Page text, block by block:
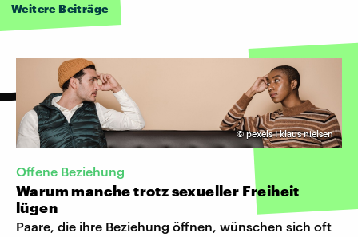
Weitere Beiträge
©pexels I klaus nielsen
Offene Beziehung
Warum manche trotz sexueller Freiheit
lügen
Paare, die ihre Beziehung öffnen, wünschen sich oft